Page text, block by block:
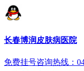
长春博润皮肤病医院
免费挂号咨询热线：